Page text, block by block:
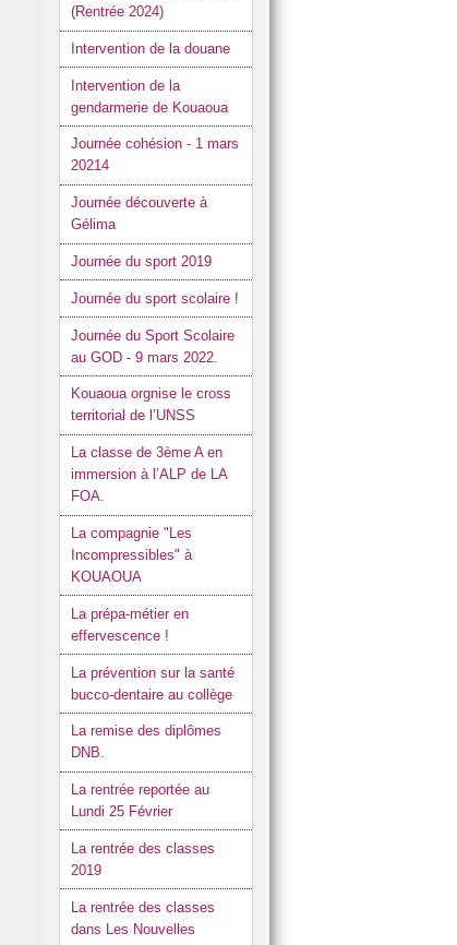
(Rentrée 2024)
Intervention de la douane
Intervention de la
gendarmerie de Kouaoua
Journée cohésion - 1 mars
20214
Journée découverte à
Gélima
Journée du sport 2019
Journée du sport scolaire !
Journée du Sport Scolaire
au GOD - 9 mars 2022.
Kouaoua orgnise le cross
territorial de l’UNSS
La classe de 3ème A en
immersion à l’ALP de LA
FOA.
La compagnie "Les
Incompressibles" à
KOUAOUA
La prépa-métier en
effervescence !
La prévention sur la santé
bucco-dentaire au collège
La remise des diplômes
DNB.
La rentrée reportée au
Lundi 25 Février
La rentrée des classes
2019
La rentrée des classes
dans Les Nouvelles